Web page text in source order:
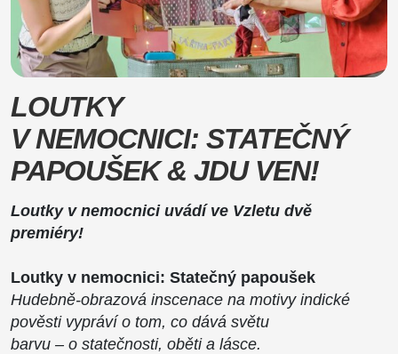
LOUTKY
V NEMOCNICI: STATEČNÝ
PAPOUŠEK & JDU VEN!
Loutky v nemocnici uvádí ve Vzletu dvě
premiéry!
Loutky v nemocnici: Statečný papoušek
Hudebně-obrazová inscenace na motivy indické
pověsti vypráví o tom, co dává světu
barvu – o statečnosti, oběti a lásce.